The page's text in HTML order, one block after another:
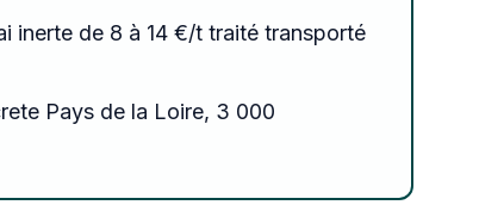
inerte de 8 à 14 €/t traité transporté
Pays de la Loire, 3 000